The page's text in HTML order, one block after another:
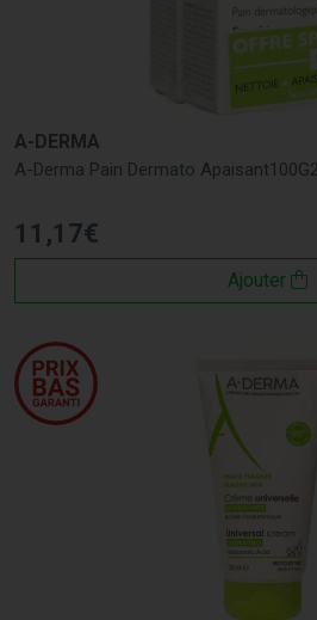
A-DERMA
A-Derma Pain Dermato Apaisant100G2
11 ,17€
Ajouter